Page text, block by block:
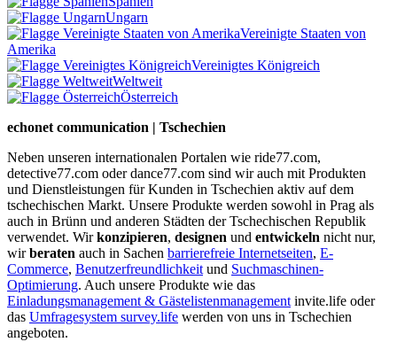
Ungarn
Vereinigte Staaten von
Amerika
Vereinigtes Königreich
Weltweit
Österreich
echonet communication | Tschechien
Neben unseren internationalen Portalen wie ride77.com,
detective77.com oder dance77.com sind wir auch mit Produkten
und Dienstleistungen für Kunden in Tschechien aktiv auf dem
tschechischen Markt. Unsere Produkte werden sowohl in Prag als
auch in Brünn und anderen Städten der Tschechischen Republik
verwendet. Wirkonzipieren, designen und entwickeln nicht nur,
wirberaten auch in Sachen barrierefreie Internetseiten, E-
Commerce, Benutzerfreundlichkeit und Suchmaschinen-
Optimierung. Auch unsere Produkte wie das
Einladungsmanagement & Gästelistenmanagement invite.life oder
das Umfragesystem survey.life werden von uns in Tschechien
angeboten.